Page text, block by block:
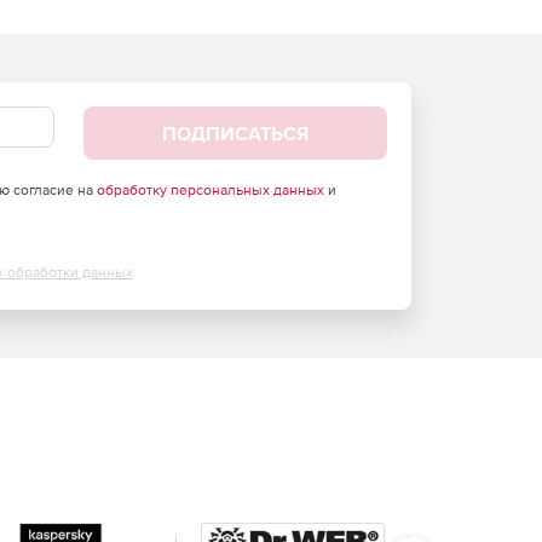
ПОДПИСАТЬСЯ
согласие на обработку персональных данныхи
обработки данных